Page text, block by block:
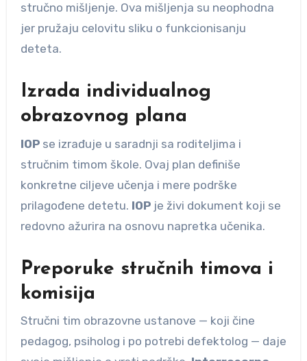
stručno mišljenje. Ova mišljenja su neophodna
jer pružaju celovitu sliku o funkcionisanju
deteta.
Izrada individualnog
obrazovnog plana
IOPse izrađuje u saradnji sa roditeljima i
stručnim timom škole. Ovaj plan definiše
konkretne ciljeve učenja i mere podrške
prilagođene detetu. IOPje živi dokument koji se
redovno ažurira na osnovu napretka učenika.
Preporuke stručnih timova i
komisija
Stručni tim obrazovne ustanove — koji čine
pedagog, psiholog i po potrebi defektolog — daje